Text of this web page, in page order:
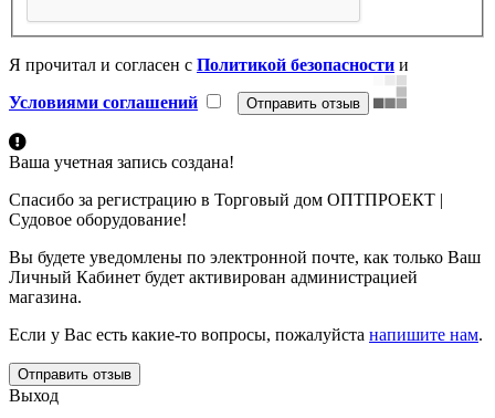
Я прочитал и согласен с Политикой безопасности и
Условиями соглашений
Ваша учетная запись создана!
Спасибо за регистрацию в Торговый дом ОПТПРОЕКТ |
Судовое оборудование!
Вы будете уведомлены по электронной почте, как только Ваш
Личный Кабинет будет активирован администрацией
магазина.
Если у Вас есть какие-то вопросы, пожалуйста напишите нам.
Отправить отзыв
Выход